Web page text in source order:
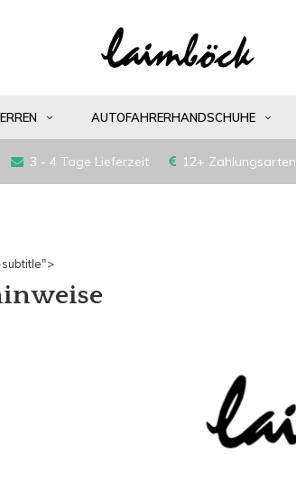
AUTOFAHRERHANDSCHUHE
3 - 4 Tage Lieferzeit 12+ Zahlungsarten